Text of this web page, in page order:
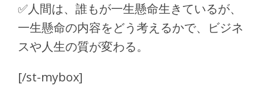
✅人間は、誰もが一生懸命生きているが、
一生懸命の内容をどう考えるかで、ビジネ
スや人生の質が変わる。
[/st-mybox]